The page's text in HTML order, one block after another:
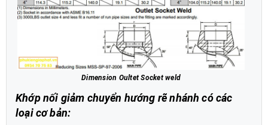
Dimension Oultet Socket weld
Khớp nối giảm chuyển hướng rẽ nhánh có các
loại cơ bản: